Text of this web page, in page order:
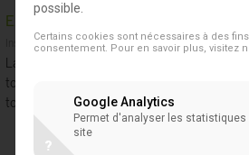
Extenso
Instruments
La solution universelle pour détecter
tous les résidus d'antibiotiques et les
toxines dans le lait à la fois.
possible.
Certains cookies sont nécessaires à des
consentement. Pour en savoir plus, visitez
Google Analytics
Permet d'analyser les
site
?